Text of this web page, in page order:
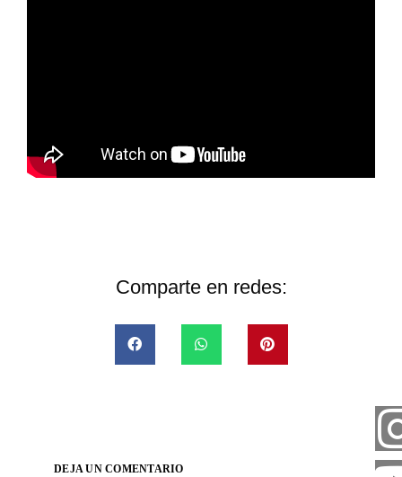
Comparte en redes:
DEJA UN COMENTARIO